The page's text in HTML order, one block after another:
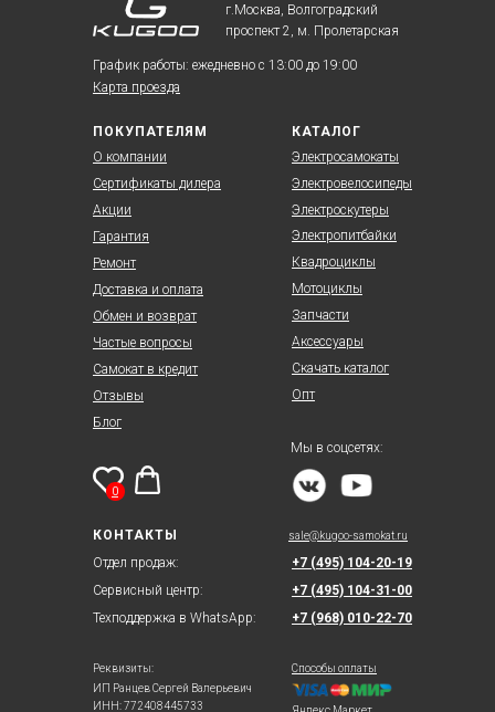
ПОКУПАТЕЛЯМ
КОНТАКТЫ
КАТАЛОГ
О компании
Отдел продаж:
Электросамокаты
Гарантия
Реквизиты:
ИП Ранцев Сергей Валерьевич
ИНН: 772408445733
г.Москва, Волгоградский
проспект 2, м. Пролетарская
Отзывы
Запчасти
+7 (495) 104-20-19
Обмен и возврат
Сертификаты дилера
Аксессуары
Сервисный центр:
Доставка и оплата
Блог
+7 (495) 104-31-00
Частые вопросы
+7 (968) 010-22-70
Самокат в кредит
Ремонт
Акции
Мы в соцсетях:
Карта проезда
0
Опт
Скачать каталог
Техподдержка в WhatsApp:
sale@kugoo-samokat.ru
Способы оплаты
График работы: ежедневно с 13:00 до 19:00
Электровелосипеды
Электроскутеры
Электропитбайки
Квадроциклы
Мотоциклы